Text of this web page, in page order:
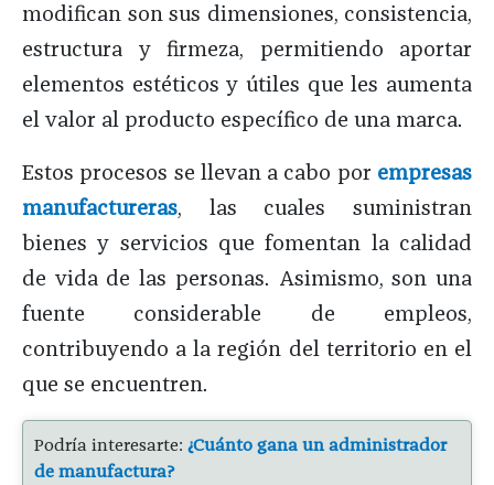
modifican son sus dimensiones, consistencia,
estructura y firmeza, permitiendo aportar
elementos estéticos y útiles que les aumenta
el valor al producto específico de una marca.
Estos procesos se llevan a cabo por empresas
manufactureras, las cuales suministran
bienes y servicios que fomentan la calidad
de vida de las personas. Asimismo, son una
fuente considerable de empleos,
contribuyendo a la región del territorio en el
que se encuentren.
Podría interesarte: ¿Cuánto gana un administrador
de manufactura?